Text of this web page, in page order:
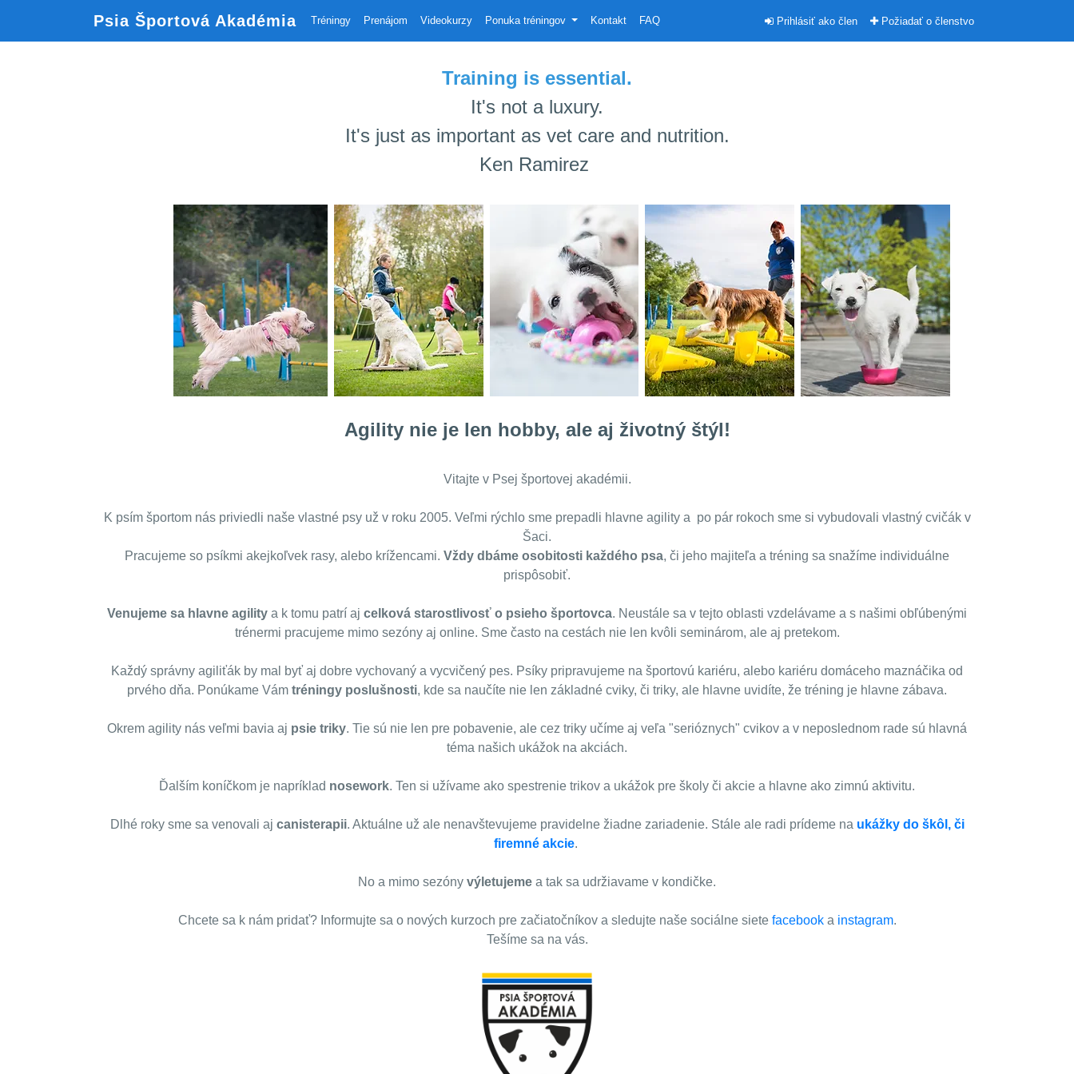
Psia Športová Akadémia Tréningy Prenájom Videokurzy Ponuka tréningov Kontakt FAQ Prihlásiť ako člen Požiadať o členstvo
Training is essential.
It's not a luxury.
It's just as important as vet care and nutrition.
Ken Ramirez
Agility nie je len hobby, ale aj životný štýl!
Vitajte v Psej športovej akadémii.
K psím športom nás priviedli naše vlastné psy už v roku 2005. Veľmi rýchlo sme prepadli hlavne agility a po pár rokoch sme si vybudovali vlastný cvičák v
Šaci.
Pracujeme so psíkmi akejkoľvek rasy, alebo krížencami. Vždy dbáme osobitosti každého psa, či jeho majiteľa a tréning sa snažíme individuálne
prispôsobiť.
Venujeme sa hlavne agility a k tomu patrí aj celková starostlivosť o psieho športovca. Neustále sa v tejto oblasti vzdelávame a s našimi obľúbenými
trénermi pracujeme mimo sezóny aj online. Sme často na cestách nie len kvôli seminárom, ale aj pretekom.
Každý správny agiliťák by mal byť aj dobre vychovaný a vycvičený pes. Psíky pripravujeme na športovú kariéru, alebo kariéru domáceho maznáčika od
prvého dňa. Ponúkame Vám tréningy poslušnosti, kde sa naučíte nie len základné cviky, či triky, ale hlavne uvidíte, že tréning je hlavne zábava.
Okrem agility nás veľmi bavia aj psie triky. Tie sú nie len pre pobavenie, ale cez triky učíme aj veľa "serióznych" cvikov a v neposlednom rade sú hlavná
téma našich ukážok na akciách.
Ďalším koníčkom je napríklad nosework. Ten si užívame ako spestrenie trikov a ukážok pre školy či akcie a hlavne ako zimnú aktivitu.
Dlhé roky sme sa venovali aj canisterapii. Aktuálne už ale nenavštevujeme pravidelne žiadne zariadenie. Stále ale radi prídeme na ukážky do škôl, či
firemné akcie.
No a mimo sezóny výletujeme a tak sa udržiavame v kondičke.
Chcete sa k nám pridať? Informujte sa o nových kurzoch pre začiatočníkov a sledujte naše sociálne siete facebooka instagram.
Tešíme sa na vás.